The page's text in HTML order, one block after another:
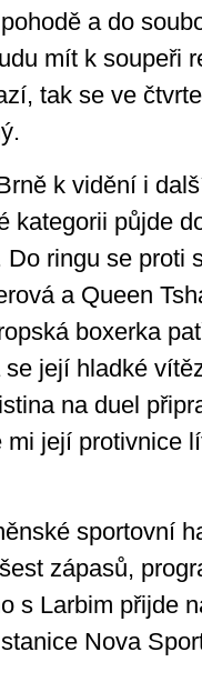
a do
mít k soupeři
tak se ve
k vidění i
kategorii půjde
ringu se proti
a Queen
boxerka
její hladké
na duel
její protivnice
sportovní
zápasů,
s Larbim přijde
Nova